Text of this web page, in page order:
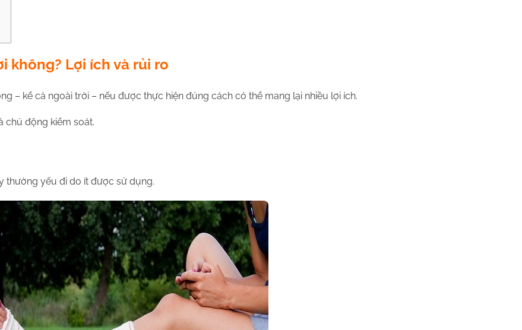
không? Lợi ích và rủi ro
– kể cả ngoài trời – nếu được thực hiện đúng cách có thể mang lại nhiều lợi ích.
chủ động kiểm soát.
thường yếu đi do ít được sử dụng.